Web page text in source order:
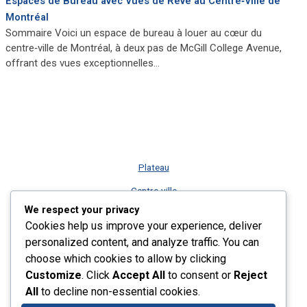
Montréal
Sommaire Voici un espace de bureau à louer au cœur du
centre‑ville de Montréal, à deux pas de McGill College Avenue,
offrant des vues exceptionnelles…
Plateau
Centre-ville
Vieux-Montréal
Rive-Sud
Nos services
Plus récents listings
We respect your privacy
Cookies help us improve your experience, deliver
personalized content, and analyze traffic. You can
choose which cookies to allow by clicking
Customize. Click Accept All to consent or Reject
All to decline non-essential cookies.